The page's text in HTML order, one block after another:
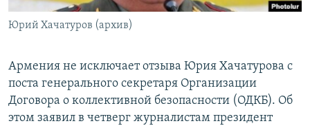
Русский
Юрий Хачатуров (архив)
Армения не исключает отзыва Юрия Хачатурова с
поста генерального секретаря Организации
Договора о коллективной безопасности (ОДКБ). Об
этом заявил в четверг журналистам президент